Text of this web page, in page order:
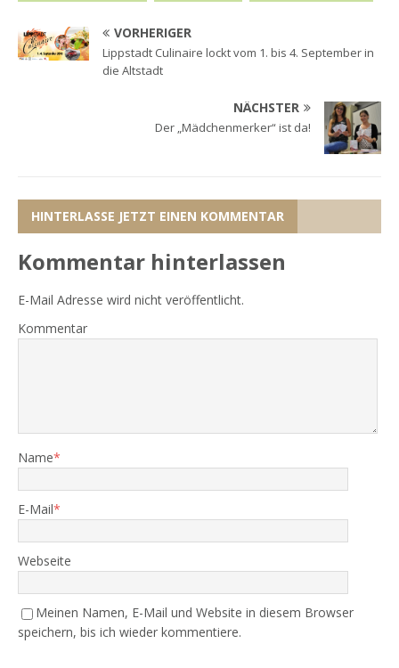
VORHERIGER
Lippstadt Culinaire lockt vom 1. bis 4. September in
die Altstadt
NÄCHSTER
Der „Mädchenmerker“ ist da!
HINTERLASSE JETZT EINEN KOMMENTAR
Kommentar hinterlassen
E-Mail Adresse wird nicht veröffentlicht.
Kommentar
Name*
E-Mail*
Webseite
Meinen Namen, E-Mail und Website in diesem Browser
speichern, bis ich wieder kommentiere.